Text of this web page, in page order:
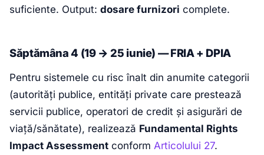
suficiente. Output: dosare furnizori complete.
Săptămâna 4 (19 → 25 iunie) — FRIA + DPIA
Pentru sistemele cu risc înalt din anumite categorii
(autorități publice, entități private care prestează
servicii publice, operatori de credit și asigurări de
viață/sănătate), realizează Fundamental Rights
Impact Assessment conform Articolului 27.